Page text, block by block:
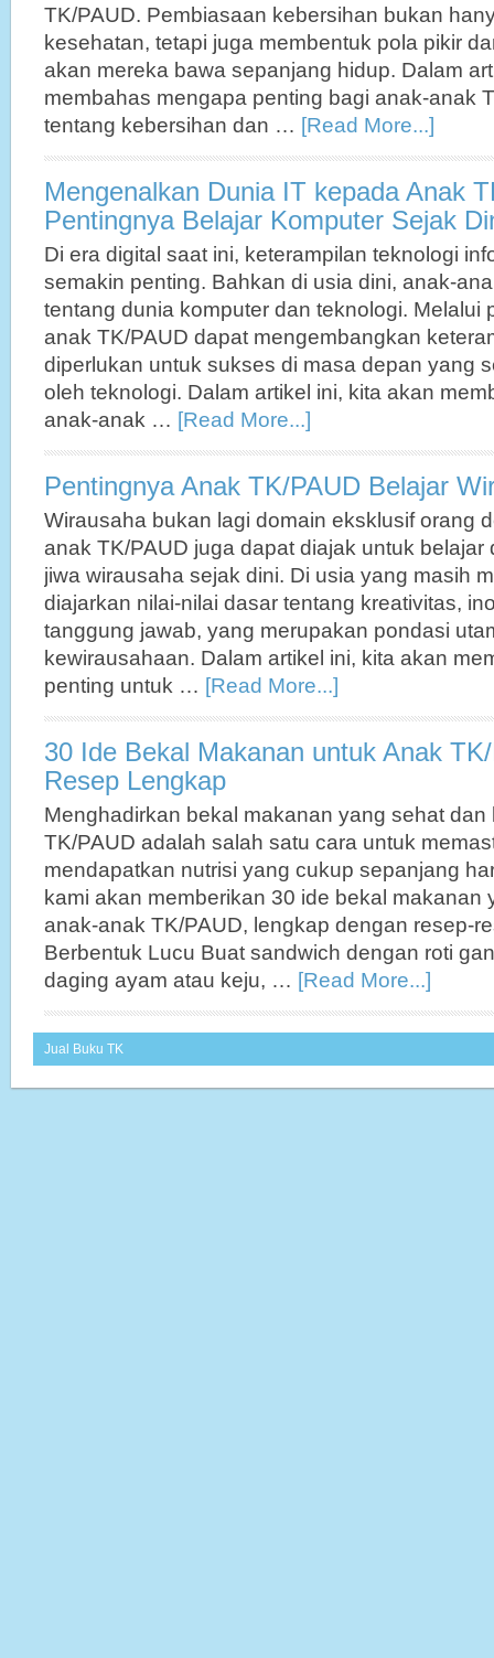
TK/PAUD. Pembiasaan kebersihan bukan
kesehatan, tetapi juga membentuk pola pikir
akan mereka bawa sepanjang hidup. Dalam
membahas mengapa penting bagi anak-anak
tentang kebersihan dan … [Read More...]
Mengenalkan Dunia IT kepada Anak
Pentingnya Belajar Komputer Sejak
Di era digital saat ini, keterampilan teknologi
semakin penting. Bahkan di usia dini, anak-
tentang dunia komputer dan teknologi. Melalui
anak TK/PAUD dapat mengembangkan
diperlukan untuk sukses di masa depan yang
oleh teknologi. Dalam artikel ini, kita akan
anak-anak … [Read More...]
Pentingnya Anak TK/PAUD Belajar
Wirausaha bukan lagi domain eksklusif orang
anak TK/PAUD juga dapat diajak untuk
jiwa wirausaha sejak dini. Di usia yang masih
diajarkan nilai-nilai dasar tentang kreativitas,
tanggung jawab, yang merupakan pondasi
kewirausahaan. Dalam artikel ini, kita akan
penting untuk … [Read More...]
30 Ide Bekal Makanan untuk Anak
Resep Lengkap
Menghadirkan bekal makanan yang sehat
TK/PAUD adalah salah satu cara untuk
mendapatkan nutrisi yang cukup sepanjang
kami akan memberikan 30 ide bekal makanan
anak-anak TK/PAUD, lengkap dengan resep-
Berbentuk Lucu Buat sandwich dengan roti
daging ayam atau keju, … [Read More...]
Jual Buku TK